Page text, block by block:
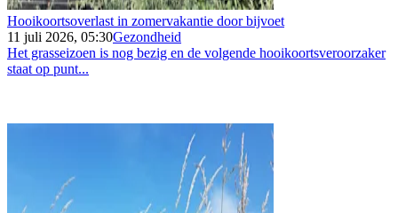
Hooikoortsoverlast in zomervakantie door bijvoet
11 juli 2026, 05:30Gezondheid
Het grasseizoen is nog bezig en de volgende hooikoortsveroorzaker
staat op punt...